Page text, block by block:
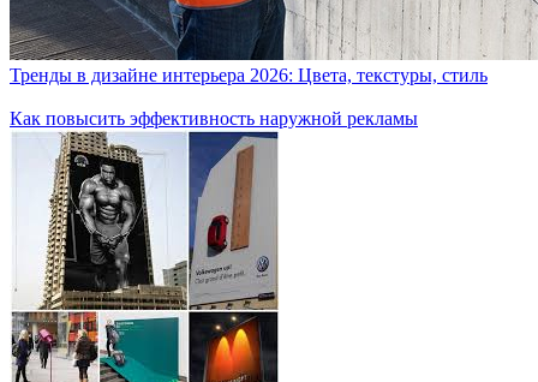
Тренды в дизайне интерьера 2026: Цвета, текстуры, стиль
Как повысить эффективность наружной рекламы